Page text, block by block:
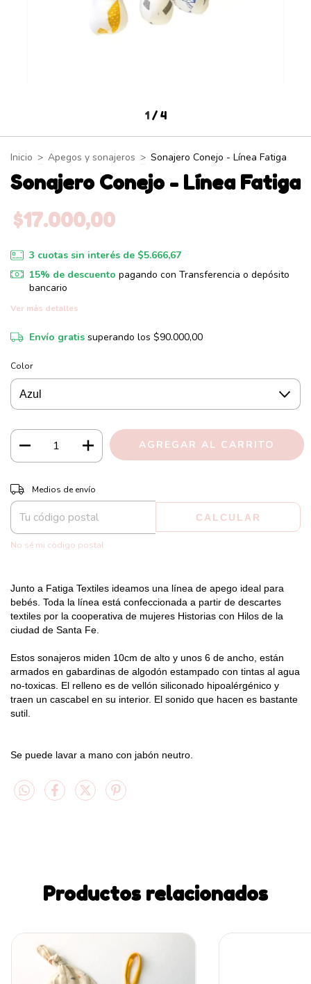
1 / 4
Inicio > Apegos y sonajeros > Sonajero Conejo - Línea Fatiga
Sonajero Conejo - Línea Fatiga
$17.000,00
3 cuotas sin interés de $5.666,67
15% de descuento pagando con Transferencia o depósito
bancario
Ver más detalles
Envío gratis superando los $90.000,00
Color
Entregas para el CP:
Medios de envío
CALCULAR
No sé mi código postal
Junto a Fatiga Textiles ideamos una línea de apego ideal para
bebés. Toda la línea está confeccionada a partir de descartes
textiles por la cooperativa de mujeres Historias con Hilos de la
ciudad de Santa Fe.
Estos sonajeros miden 10cm de alto y unos 6 de ancho, están
armados en gabardinas de algodón estampado con tintas al agua
no-toxicas. El relleno es de vellón siliconado hipoalérgénico y
traen un cascabel en su interior. El sonido que hacen es bastante
sutil.
Se puede lavar a mano con jabón neutro.
Productos relacionados